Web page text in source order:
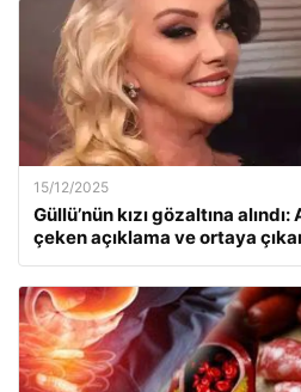
15/12/2025
Güllü’nün kızı gözaltına
çeken açıklama ve ortaya